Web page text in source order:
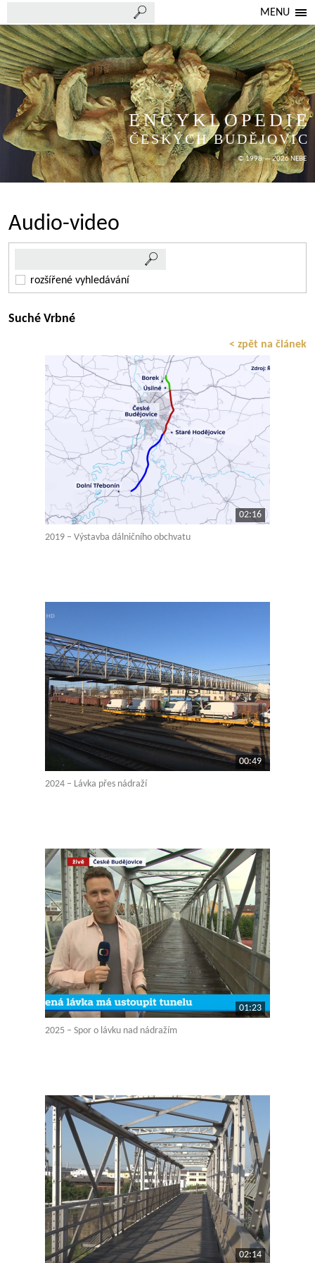
MENU
ENCYKLOPEDIE
ČESKÝCH BUDĚJOVIC
© 1998 — 2026 NEBE
Audio-video
rozšířené vyhledávání
Suché Vrbné
< zpět na článek
02:16
2019 – Výstavba dálničního obchvatu
00:49
2024 – Lávka přes nádraží
01:23
2025 – Spor o lávku nad nádražím
02:14